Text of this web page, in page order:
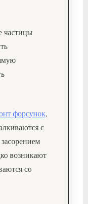
частицы
форсунок,
с
возникают
со